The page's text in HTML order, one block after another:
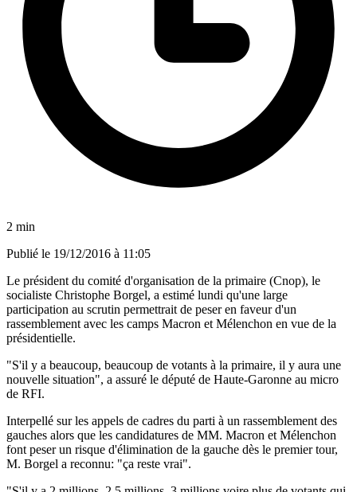
2 min
Publié le 19/12/2016 à 11:05
Le président du comité d'organisation de la primaire (Cnop), le
socialiste Christophe Borgel, a estimé lundi qu'une large
participation au scrutin permettrait de peser en faveur d'un
rassemblement avec les camps Macron et Mélenchon en vue de la
présidentielle.
"S'il y a beaucoup, beaucoup de votants à la primaire, il y aura une
nouvelle situation", a assuré le député de Haute-Garonne au micro
de RFI.
Interpellé sur les appels de cadres du parti à un rassemblement des
gauches alors que les candidatures de MM. Macron et Mélenchon
font peser un risque d'élimination de la gauche dès le premier tour,
M. Borgel a reconnu: "ça reste vrai".